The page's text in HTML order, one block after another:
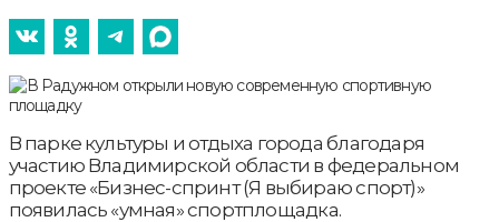
В парке культуры и отдыха города благодаря
участию Владимирской области в федеральном
проекте «Бизнес-спринт (Я выбираю спорт)»
появилась «умная» спортплощадка.